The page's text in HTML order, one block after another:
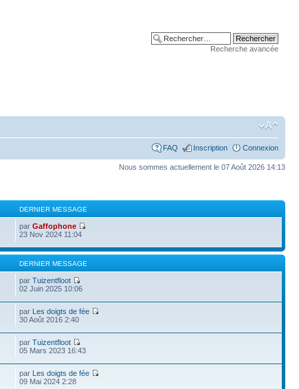
Recherche avancée
FAQ Inscription Connexion
Nous sommes actuellement le 07 Août 2026 14:13
DERNIER MESSAGE
parGaffophone
23 Nov 2024 11:04
DERNIER MESSAGE
parTuizentfloot
02 Juin 2025 10:06
par Les doigts de fée
30 Août 2016 2:40
parTuizentfloot
05 Mars 2023 16:43
par Les doigts de fée
09 Mai 2024 2:28